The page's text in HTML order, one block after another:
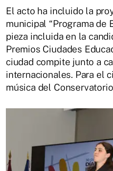
El acto ha incluido la
municipal “Programa de
pieza incluida en la
Premios Ciudades
ciudad compite junto a
internacionales. Para el
música del